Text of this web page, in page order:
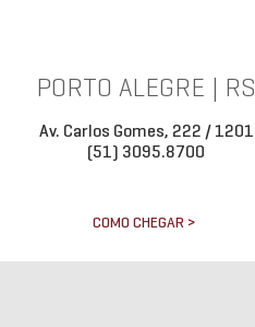
PORTO ALEGRE | RS
Av. Carlos Gomes, 222 / 1201
(51) 3095.8700
COMO CHEGAR >